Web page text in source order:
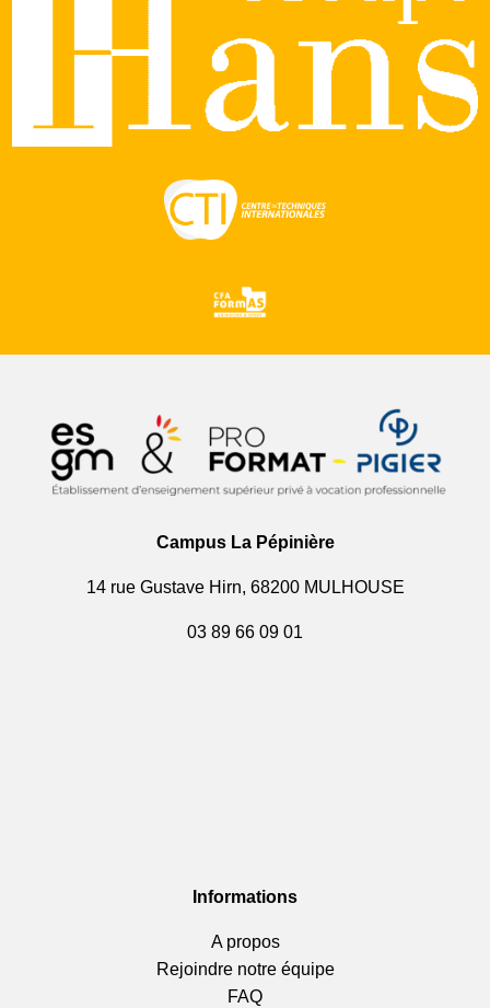
Campus La Pépinière
14 rue Gustave Hirn, 68200 MULHOUSE
03 89 66 09 01
Informations
A propos
Rejoindre notre équipe
FAQ